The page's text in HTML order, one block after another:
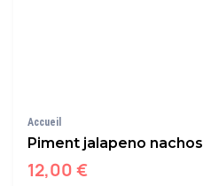
Accueil
Piment jalapeno nachos
12,00 €